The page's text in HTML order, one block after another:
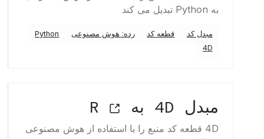
به Python تبدیل می کند
مبدل کد قطعه کد رده: هوش مصنوعی
Python
4D
مبدل 4D به R
4D قطعه کد منبع را با استفاده از هوش مصنوعی